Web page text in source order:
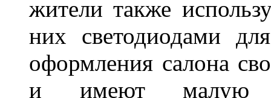
жители также
них светодиодами
оформления салона
и имеют малую